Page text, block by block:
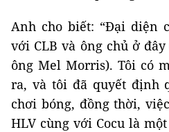
Anh cho biết: “Đại diện
với CLB và ông chủ ở
ông Mel Morris). Tôi có
ra, và tôi đã quyết định
chơi bóng, đồng thời,
HLV cùng với Cocu là